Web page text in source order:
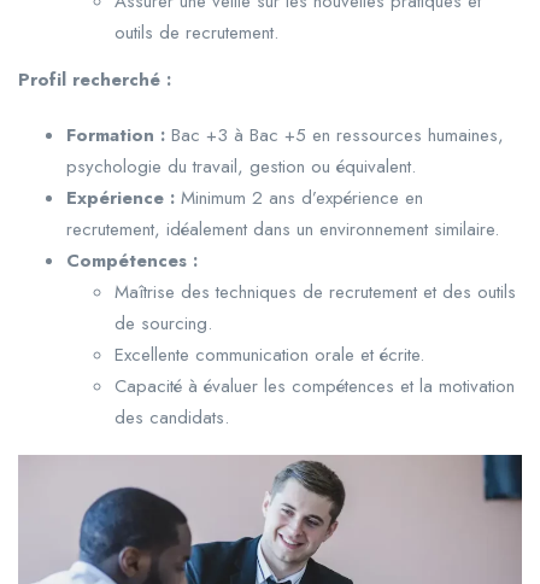
outils de recrutement.
Profil recherché :
Formation : Bac +3 à Bac +5 en ressources humaines,
psychologie du travail, gestion ou équivalent.
Expérience : Minimum 2 ans d’expérience en
recrutement, idéalement dans un environnement similaire.
Compétences :
Maîtrise des techniques de recrutement et des outils
de sourcing.
Excellente communication orale et écrite.
Capacité à évaluer les compétences et la motivation
des candidats.